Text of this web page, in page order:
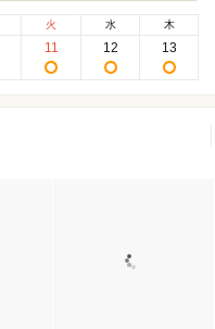
火
11
水
12
木
13